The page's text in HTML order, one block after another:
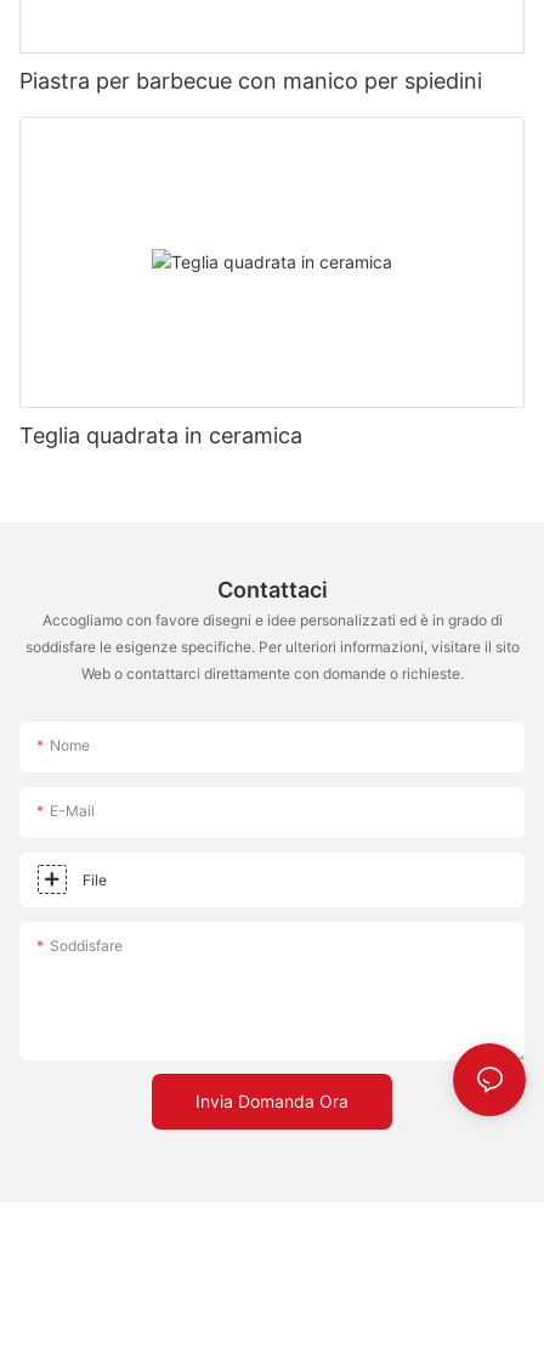
Piastra per barbecue con manico per spiedini
Teglia quadrata in ceramica
Contattaci
Accogliamo con favore disegni e idee personalizzati ed è in grado di
soddisfare le esigenze specifiche. Per ulteriori informazioni, visitare il sito
Web o contattarci direttamente con domande o richieste.
Nome
E-Mail
File
Soddisfare
Invia Domanda Ora